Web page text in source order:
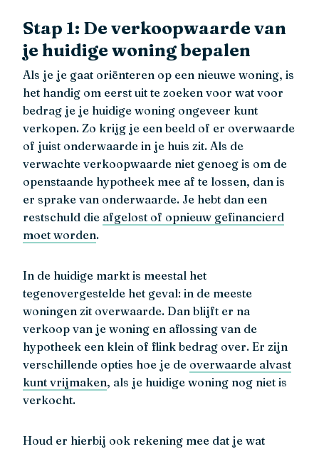
Stap 1: De verkoopwaarde van
je huidige woning bepalen
Als je je gaat oriënteren op een nieuwe woning, is
het handig om eerst uit te zoeken voor wat voor
bedrag je je huidige woning ongeveer kunt
verkopen. Zo krijg je een beeld of er overwaarde
of juist onderwaarde in je huis zit. Als de
verwachte verkoopwaarde niet genoeg is om de
openstaande hypotheek mee af te lossen, dan is
er sprake van onderwaarde. Je hebt dan een
restschuld die afgelost of opnieuw gefinancierd
moet worden.
In de huidige markt is meestal het
tegenovergestelde het geval: in de meeste
woningen zit overwaarde. Dan blijft er na
verkoop van je woning en aflossing van de
hypotheek een klein of flink bedrag over. Er zijn
verschillende opties hoe je de overwaarde alvast
kunt vrijmaken, als je huidige woning nog niet is
verkocht.
Houd er hierbij ook rekening mee dat je wat